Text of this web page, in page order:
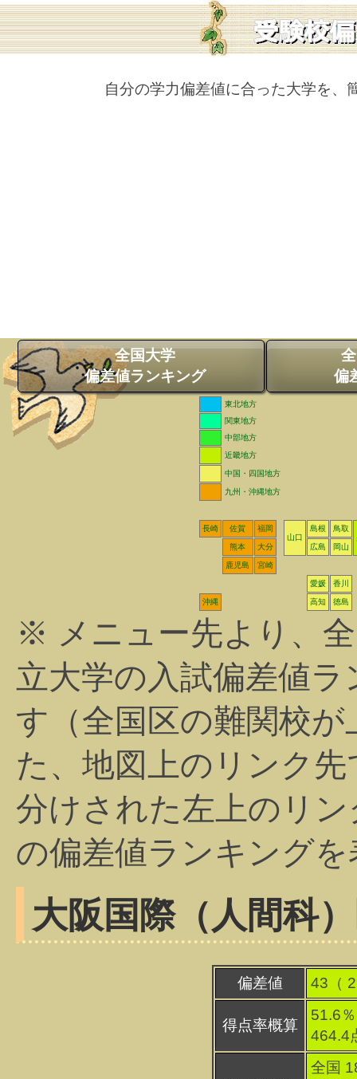
自分の学力偏差値に合った大学を、
全国大学
偏差値ランキング
偏
東北地方
関東地方
中部地方
近畿地方
中国・四国地方
九州・沖縄地方
長崎 佐賀
福岡
山口
島根
鳥取
熊本
大分 広島 岡山
鹿児島 宮崎
愛媛 香川
沖縄 高知 徳島
※ メニュー先より、
立大学の入試偏差値
す（全国区の難関校
た、地図上のリンク
分けされた左上のリ
の偏差値ランキング
大阪国際（人間科）
偏差値 43（ 2
得点率概算
51.6％
464.4
全国